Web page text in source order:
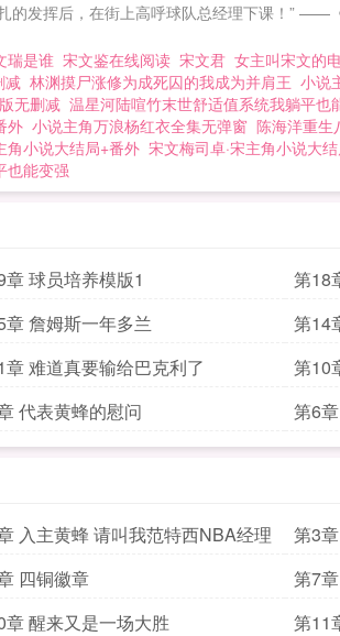
的发挥后，在街上高呼球队总经理下课！”
瑞是谁 宋文鉴在线阅读 宋文君 女主叫宋文的
减 林渊摸尸涨修为成死囚的我成为并肩王 小说
无删减 温星河陆喧竹末世舒适值系统我躺平也
外 小说主角万浪杨红衣全集无弹窗 陈海洋重生
角小说大结局+番外 宋文梅司卓·宋主角小说大
也能变强
章 球员培养模版1 第18
章 詹姆斯一年多兰 第14
章 难道真要输给巴克利了 第10
代表黄蜂的慰问 第6
入主黄蜂 请叫我范特西NBA经理 第3
四铜徽章 第7
章 醒来又是一场大胜 第11